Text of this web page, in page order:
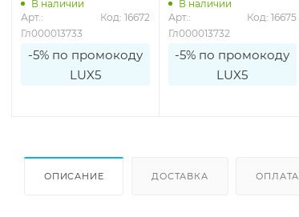
В наличии
Арт.:
Гл000013733
Код: 16672
-5% по промокоду
LUX5
В наличии
Арт.:
Гл000013732
Код: 16675
-5% по промокоду
LUX5
ОПИСАНИЕ ДОСТАВКА ОПЛАТА